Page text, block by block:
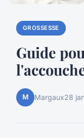
GROSSESSE
Guide
M Margaux28